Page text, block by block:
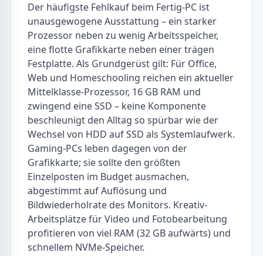
Der häufigste Fehlkauf beim Fertig-PC ist
unausgewogene Ausstattung – ein starker
Prozessor neben zu wenig Arbeitsspeicher,
eine flotte Grafikkarte neben einer trägen
Festplatte. Als Grundgerüst gilt: Für Office,
Web und Homeschooling reichen ein aktueller
Mittelklasse-Prozessor, 16 GB RAM und
zwingend eine SSD – keine Komponente
beschleunigt den Alltag so spürbar wie der
Wechsel von HDD auf SSD als Systemlaufwerk.
Gaming-PCs leben dagegen von der
Grafikkarte; sie sollte den größten
Einzelposten im Budget ausmachen,
abgestimmt auf Auflösung und
Bildwiederholrate des Monitors. Kreativ-
Arbeitsplätze für Video und Fotobearbeitung
profitieren von viel RAM (32 GB aufwärts) und
schnellem NVMe-Speicher.